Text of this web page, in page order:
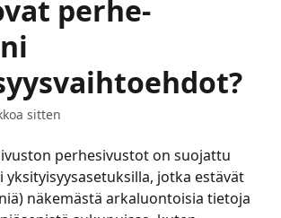
perhe-
sitten
perhesivustot on suojattu
jotka estävät
näkemästä arkaluontoisia tietoja